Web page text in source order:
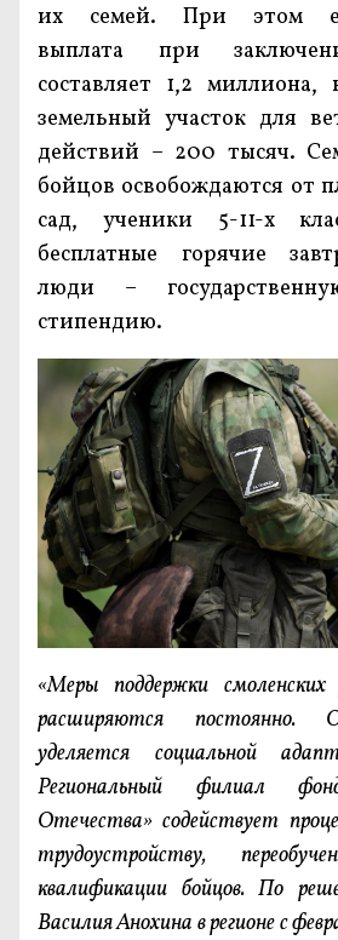
их семей. При этом
выплата при
составляет 1,2 миллиона,
земельный участок для
действий – 200 тысяч.
бойцов освобождаются от
сад, ученики 5-11-х
бесплатные горячие
люди –
стипендию.
«Меры поддержки
расширяются постоянно.
уделяется социальной
Региональный филиал
Отечества» содействует
трудоустройству,
квалификации бойцов. По
Василия Анохина в регионе с